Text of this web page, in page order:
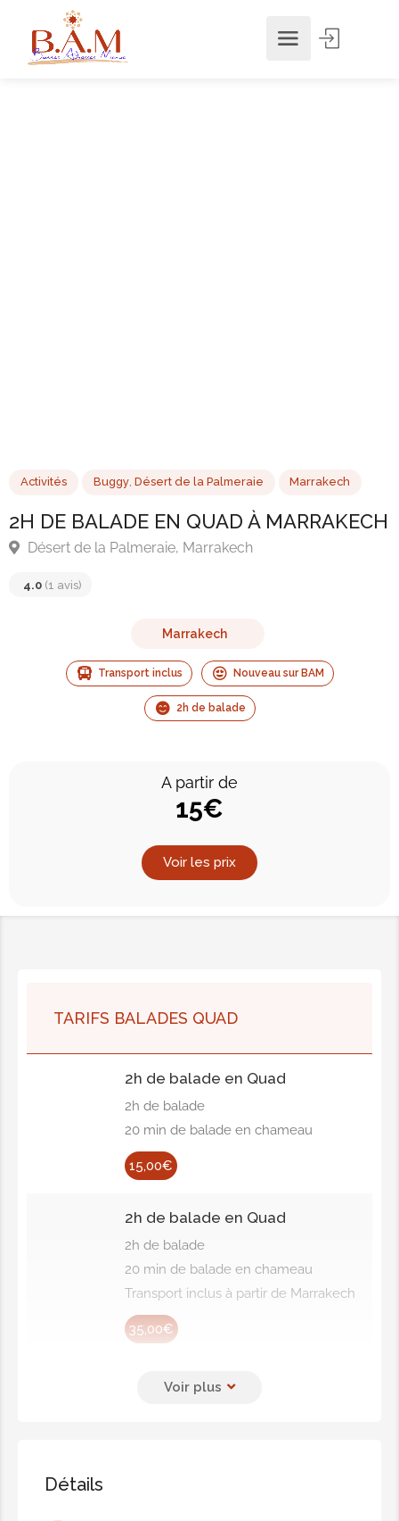
Activités Buggy ,Désert de la Palmeraie Marrakech
Désert de la Palmeraie, Marrakech
Marrakech
Transport inclus Nouveau sur BAM
2h de balade
A partir de
15€
Voir les prix
TARIFS BALADES QUAD
2h de balade en Quad
2h de balade
20 min de balade en chameau
15,00€
2h de balade en Quad
2h de balade
20 min de balade en chameau
Transport inclus à partir de Marrakech
35,00€
1h de balade en Quad
Détails